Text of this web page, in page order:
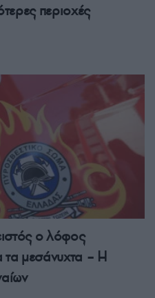
περιοχές
ο λόφος
μεσάνυχτα – Η